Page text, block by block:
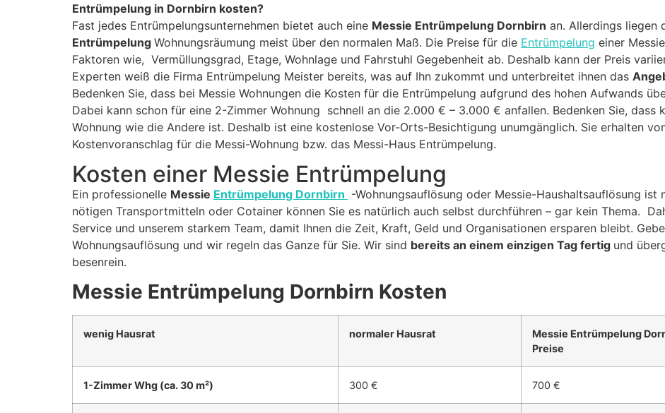
Entrümpelung in Dornbirn kosten?
Fast jedes Entrümpelungsunternehmen bietet auch eine Messie Entrümpelung Dornbirn an. Allerdings liegen
Entrümpelung Wohnungsräumung meist über den normalen Maß. Die Preise für die Entrümpelung einer
Faktoren wie, Vermüllungsgrad, Etage, Wohnlage und Fahrstuhl Gegebenheit ab. Deshalb kann der Preis
Experten weiß die Firma Entrümpelung Meister bereits, was auf Ihn zukommt und unterbreitet ihnen das
Bedenken Sie, dass bei Messie Wohnungen die Kosten für die Entrümpelung aufgrund des hohen Aufwands
Dabei kann schon für eine 2-Zimmer Wohnung schnell an die 2.000 € – 3.000 € anfallen. Bedenken Sie, dass
Wohnung wie die Andere ist. Deshalb ist eine kostenlose Vor-Orts-Besichtigung unumgänglich. Sie erhalten
Kostenvoranschlag für die Messi-Wohnung bzw. das Messi-Haus Entrümpelung.
Kosten einer Messie Entrümpelung
Ein professionelle Messie Entrümpelung Dornbirn -Wohnungsauflösung oder Messie-Haushaltsauflösung
nötigen Transportmitteln oder Cotainer können Sie es natürlich auch selbst durchführen – gar kein Thema.
Service und unserem starkem Team, damit Ihnen die Zeit, Kraft, Geld und Organisationen ersparen bleibt.
Wohnungsauflösung und wir regeln das Ganze für Sie. Wir sind bereits an einem einzigen Tag fertig und
besenrein.
Messie Entrümpelung Dornbirn Kosten
wenig Hausrat normaler Hausrat
Messie Entrümpelung
Preise
1-Zimmer Whg (ca. 30 m²) 300 € 700 €